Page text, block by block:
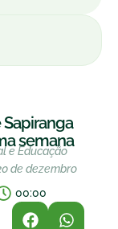
semana
e Educação
de dezembro
00:00